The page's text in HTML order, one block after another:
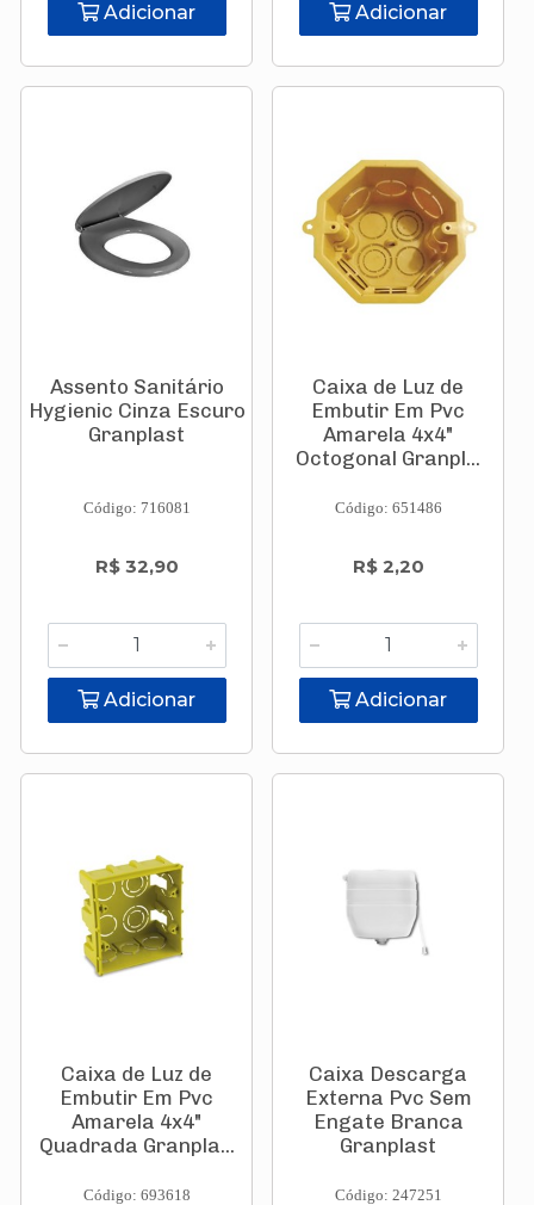
Adicionar Adicionar
Assento Sanitário
Hygienic Cinza Escuro
Granplast
Código: 716081
R$ 32,90
Adicionar
Caixa de Luz de
Embutir Em Pvc
Amarela 4x4"
Octogonal Granpl...
Código: 651486
R$ 2,20
Adicionar
Caixa de Luz de
Embutir Em Pvc
Amarela 4x4"
Quadrada Granpla...
Código: 693618
Caixa Descarga
Externa Pvc Sem
Engate Branca
Granplast
Código: 247251